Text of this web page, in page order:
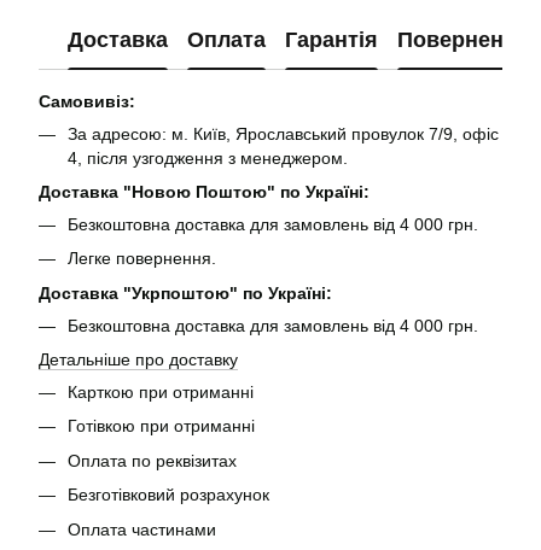
Доставка Оплата Гарантія Повернення
Самовивіз:
За адресою: м. Київ, Ярославський провулок 7/9, офіс
4, після узгодження з менеджером.
Доставка "Новою Поштою" по Україні:
Безкоштовна доставка для замовлень від 4 000 грн.
Легке повернення.
Доставка "Укрпоштою" по Україні:
Безкоштовна доставка для замовлень від 4 000 грн.
Детальніше про доставку
Карткою при отриманні
Готівкою при отриманні
Оплата по реквізитах
Безготівковий розрахунок
Оплата частинами